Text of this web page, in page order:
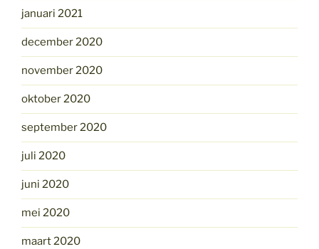
januari 2021
december 2020
november 2020
oktober 2020
september 2020
juli 2020
juni 2020
mei 2020
maart 2020